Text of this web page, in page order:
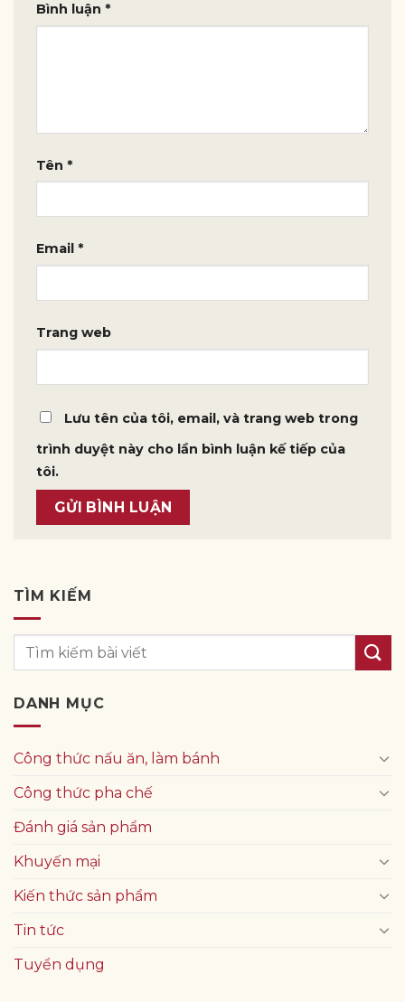
Bình luận *
Tên *
Email *
Trang web
Lưu tên của tôi, email, và trang web trong
trình duyệt này cho lần bình luận kế tiếp của
tôi.
TÌM KIẾM
DANH MỤC
Công thức nấu ăn, làm bánh
Công thức pha chế
Đánh giá sản phẩm
Khuyến mại
Kiến thức sản phẩm
Tin tức
Tuyển dụng